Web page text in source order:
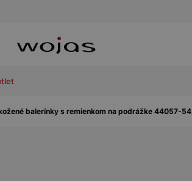
balerínky s remienkom na podrážke 44057-54